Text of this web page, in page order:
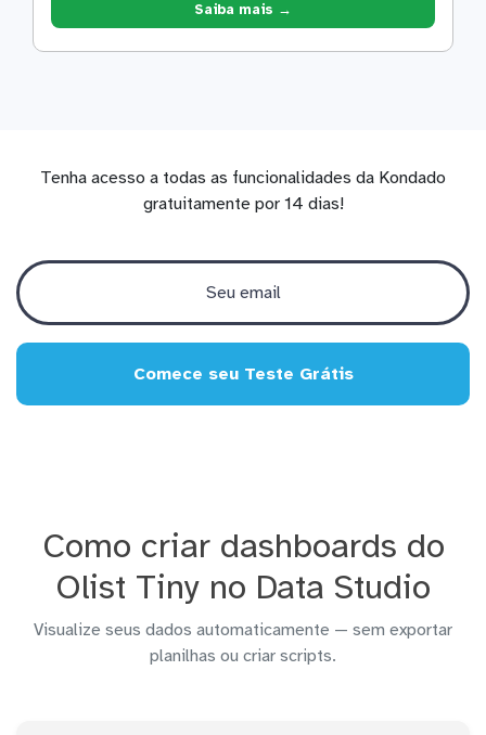
Saiba mais →
Tenha acesso a todas as funcionalidades da Kondado
gratuitamente por 14 dias!
Comece seu Teste Grátis
Como criar dashboards do
Olist Tiny no Data Studio
Visualize seus dados automaticamente — sem exportar
planilhas ou criar scripts.